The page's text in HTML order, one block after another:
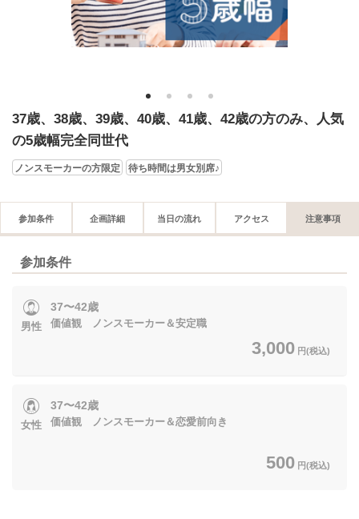
1 2 3 4
37歳、38歳、39歳、40歳、41歳、42歳の方のみ、人気
の5歳幅完全同世代
ノンスモーカーの方限定 待ち時間は男女別席♪
参加条件 企画詳細 当日の流れ アクセス 注意事項
参加条件
男性
37〜42歳
価値観 ノンスモーカー＆安定職
3,000 円(税込)
女性
37〜42歳
価値観 ノンスモーカー＆恋愛前向き
500 円(税込)